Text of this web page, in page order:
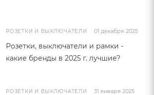
РОЗЕТКИ И ВЫКЛЮЧАТЕЛИ 01 декабря 2025
Розетки, выключатели и рамки -
какие бренды в 2025 г. лучшие?
РОЗЕТКИ И ВЫКЛЮЧАТЕЛИ 31 января 2025